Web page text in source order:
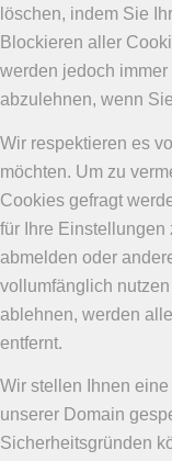
löschen, indem Sie
Blockieren aller
werden jedoch
abzulehnen, wenn
Wir respektieren es
möchten. Um zu
Cookies gefragt
für Ihre
abmelden oder
vollumfänglich
ablehnen, werden
entfernt.
Wir stellen Ihnen
unserer Domain
Sicherheitsgründen